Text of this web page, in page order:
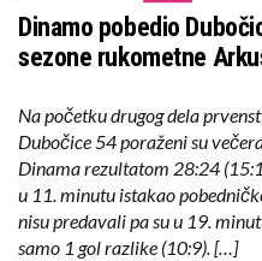
Dinamo pobedio
sezone rukometne
Na početku drugog dela
Dubočice 54 poraženi su
Dinama rezultatom 28:24
u 11. minutu istakao
nisu predavali pa su u 19.
samo 1 gol razlike (10:9). […]